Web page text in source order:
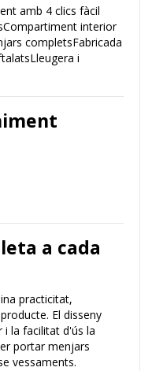
amb 4 clics fàcil
interior
completsFabricada
i
a cada
practicitat,
El disseny
la facilitat d'ús la
portar menjars
vessaments.